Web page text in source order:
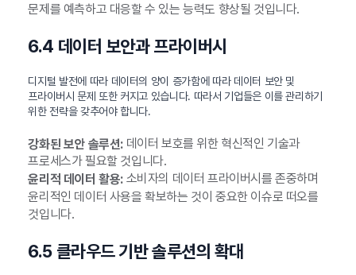
문제를 예측하고 대응할 수 있는 능력도 향상될 것입니다.
6.4 데이터 보안과 프라이버시
디지털 발전에 따라 데이터의 양이 증가함에 따라 데이터 보안 및
프라이버시 문제 또한 커지고 있습니다. 따라서 기업들은 이를 관리하기
위한 전략을 갖추어야 합니다.
강화된 보안 솔루션:데이터 보호를 위한 혁신적인 기술과
프로세스가 필요할 것입니다.
윤리적 데이터 활용:소비자의 데이터 프라이버시를 존중하며
윤리적인 데이터 사용을 확보하는 것이 중요한 이슈로 떠오를
것입니다.
6.5 클라우드 기반 솔루션의 확대